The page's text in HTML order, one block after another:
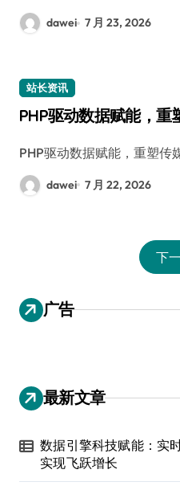
dawei 7 月 23, 2026
站长资讯
PHP驱动数据赋能，重
PHP驱动数据赋能，重塑传
dawei 7 月 22, 2026
下
广告
最新文章
数据引擎科技赋能：实
实现飞跃增长